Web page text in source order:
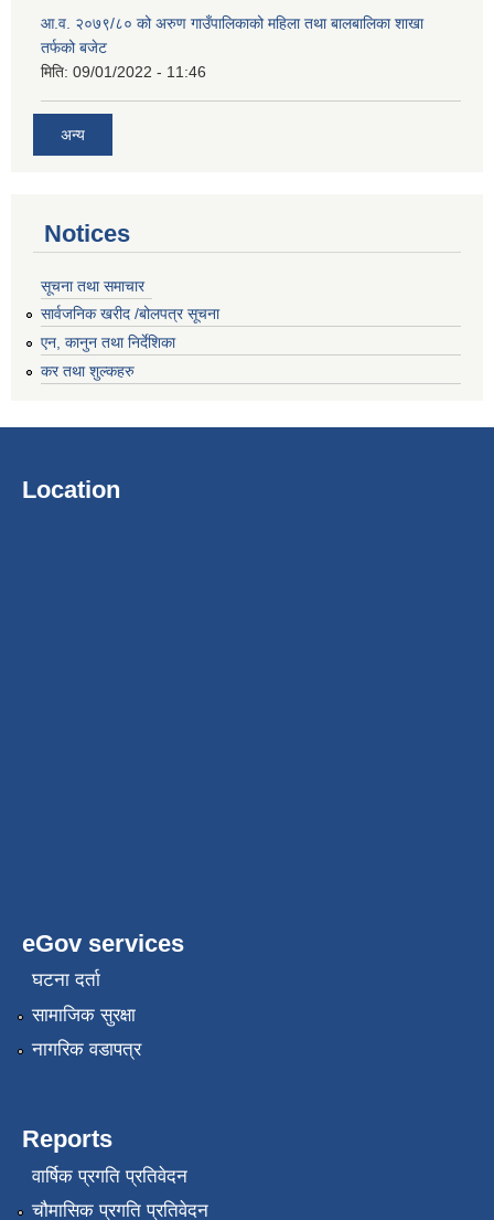
आ.व. २०७९/८० को अरुण गाउँपालिकाको महिला तथा बालबालिका शाखा
तर्फको बजेट
मिति: 09/01/2022 - 11:46
अन्य
Notices
सूचना तथा समाचार
सार्वजनिक खरीद /बोलपत्र सूचना
एन, कानुन तथा निर्देशिका
कर तथा शुल्कहरु
Location
eGov services
घटना दर्ता
सामाजिक सुरक्षा
नागरिक वडापत्र
Reports
वार्षिक प्रगति प्रतिवेदन
चौमासिक प्रगति प्रतिवेदन